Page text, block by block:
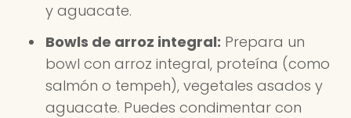
y aguacate.
Bowls de arroz integral: Prepara un
bowl con arroz integral, proteína (como
salmón o tempeh), vegetales asados y
aguacate. Puedes condimentar con